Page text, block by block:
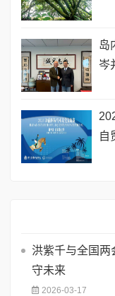
岛
岑
自
洪紫千与全国两
守未来
2026-03-17